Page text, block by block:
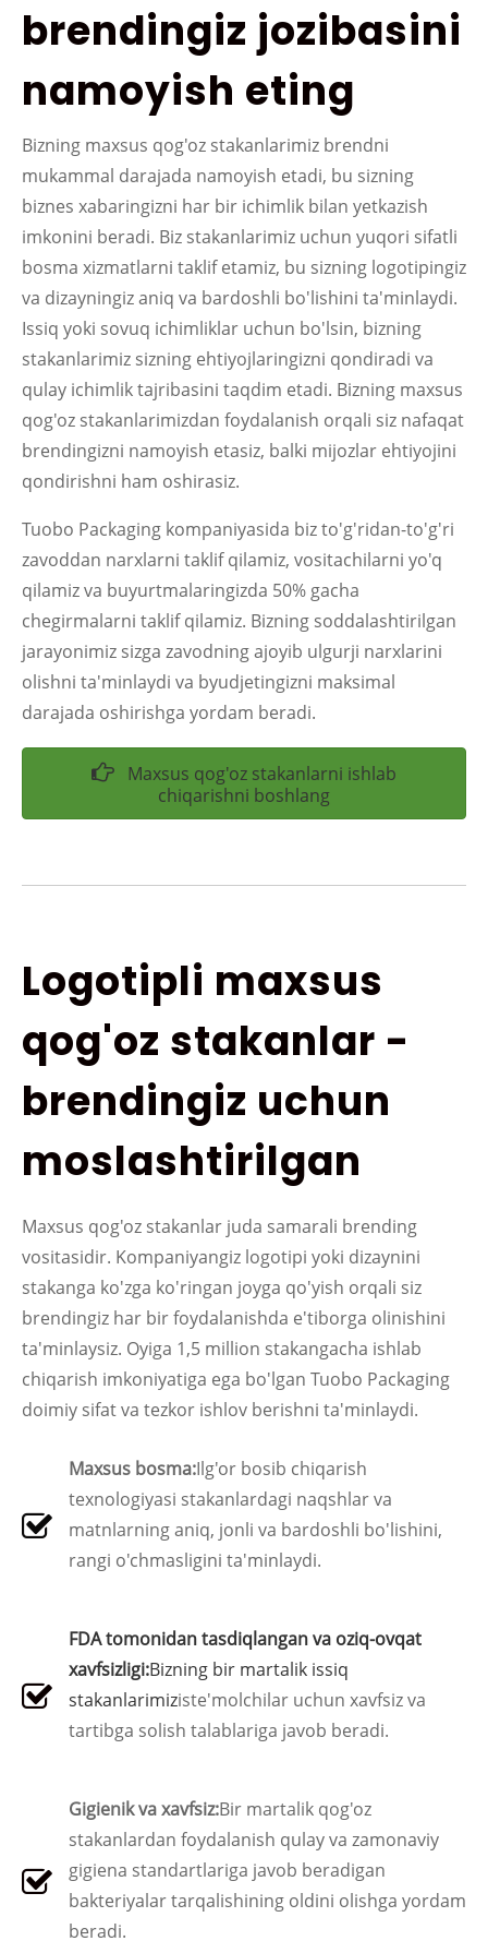
brendingiz jozibasini
namoyish eting
Bizning maxsus qog'oz stakanlarimiz brendni
mukammal darajada namoyish etadi, bu sizning
biznes xabaringizni har bir ichimlik bilan yetkazish
imkonini beradi. Biz stakanlarimiz uchun yuqori sifatli
bosma xizmatlarni taklif etamiz, bu sizning logotipingiz
va dizayningiz aniq va bardoshli bo'lishini ta'minlaydi.
Issiq yoki sovuq ichimliklar uchun bo'lsin, bizning
stakanlarimiz sizning ehtiyojlaringizni qondiradi va
qulay ichimlik tajribasini taqdim etadi. Bizning maxsus
qog'oz stakanlarimizdan foydalanish orqali siz nafaqat
brendingizni namoyish etasiz, balki mijozlar ehtiyojini
qondirishni ham oshirasiz.
Tuobo Packaging kompaniyasida biz to'g'ridan-to'g'ri
zavoddan narxlarni taklif qilamiz, vositachilarni yo'q
qilamiz va buyurtmalaringizda 50% gacha
chegirmalarni taklif qilamiz. Bizning soddalashtirilgan
jarayonimiz sizga zavodning ajoyib ulgurji narxlarini
olishni ta'minlaydi va byudjetingizni maksimal
darajada oshirishga yordam beradi.
Maxsus qog'oz stakanlarni ishlab
chiqarishni boshlang
Logotipli maxsus
qog'oz stakanlar -
brendingiz uchun
moslashtirilgan
Maxsus qog'oz stakanlar juda samarali brending
vositasidir. Kompaniyangiz logotipi yoki dizaynini
stakanga ko'zga ko'ringan joyga qo'yish orqali siz
brendingiz har bir foydalanishda e'tiborga olinishini
ta'minlaysiz. Oyiga 1,5 million stakangacha ishlab
chiqarish imkoniyatiga ega bo'lgan Tuobo Packaging
doimiy sifat va tezkor ishlov berishni ta'minlaydi.
Maxsus bosma:Ilg'or bosib chiqarish
texnologiyasi stakanlardagi naqshlar va
matnlarning aniq, jonli va bardoshli bo'lishini,
rangi o'chmasligini ta'minlaydi.
FDA tomonidan tasdiqlangan va oziq-ovqat
xavfsizligi:Bizning bir martalik issiq
stakanlarimiziste'molchilar uchun xavfsiz va
tartibga solish talablariga javob beradi.
Gigienik va xavfsiz:Bir martalik qog'oz
stakanlardan foydalanish qulay va zamonaviy
gigiena standartlariga javob beradigan
bakteriyalar tarqalishining oldini olishga yordam
beradi.